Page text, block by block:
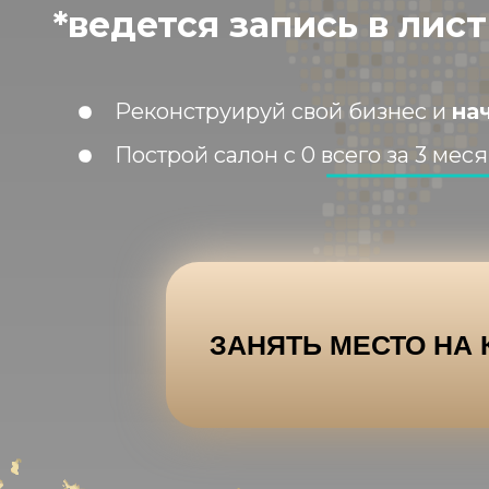
*ведется запись в
ЗАНЯТЬ МЕСТО НА
ЗАНЯТЬ МЕСТО НА
Реконструируй свой бизнес и
Построй салон с 0 всего за 3